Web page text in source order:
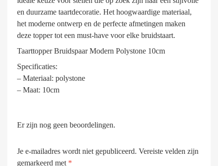
en duurzame taartdecoratie. Het hoogwaardige materiaal,
het moderne ontwerp en de perfecte afmetingen maken
deze topper tot een must-have voor elke bruidstaart.
Taarttopper Bruidspaar Modern Polystone 10cm
Specificaties:
– Materiaal: polystone
– Maat: 10cm
Er zijn nog geen beoordelingen.
Je e-mailadres wordt niet gepubliceerd. Vereiste velden zijn
gemarkeerd met *